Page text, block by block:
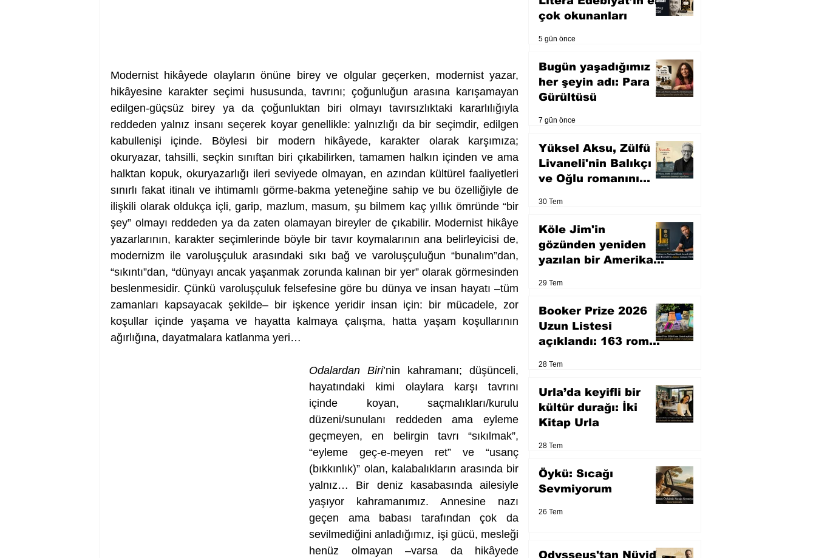
Modernist hikâyede olayların önüne birey ve olgular geçerken, modernist yazar,
hikâyesine karakter seçimi hususunda, tavrını; çoğunluğun arasına karışamayan
edilgen-güçsüz birey ya da çoğunluktan biri olmayı tavırsızlıktaki kararlılığıyla
reddeden yalnız insanı seçerek koyar genellikle: yalnızlığı da bir seçimdir, edilgen
kabullenişi içinde. Böylesi bir modern hikâyede, karakter olarak karşımıza;
okuryazar, tahsilli, seçkin sınıftan biri çıkabilirken, tamamen halkın içinden ve ama
halktan kopuk, okuryazarlığı ileri seviyede olmayan, en azından kültürel faaliyetleri
sınırlı fakat itinalı ve ihtimamlı görme-bakma yeteneğine sahip ve bu özelliğiyle de
ilişkili olarak oldukça içli, garip, mazlum, masum, şu bilmem kaç yıllık ömründe “bir
şey” olmayı reddeden ya da zaten olamayan bireyler de çıkabilir. Modernist hikâye
yazarlarının, karakter seçimlerinde böyle bir tavır koymalarının ana belirleyicisi de,
modernizm ile varoluşçuluk arasındaki sıkı bağ ve varoluşçuluğun “bunalım”dan,
“sıkıntı”dan, “dünyayı ancak yaşanmak zorunda kalınan bir yer” olarak görmesinden
beslenmesidir. Çünkü varoluşçuluk felsefesine göre bu dünya ve insan hayatı –tüm
zamanları kapsayacak şekilde– bir işkence yeridir insan için: bir mücadele, zor
koşullar içinde yaşama ve hayatta kalmaya çalışma, hatta yaşam koşullarının
ağırlığına, dayatmalara katlanma yeri…
Odalardan Biri’nin kahramanı; düşünceli,
hayatındaki kimi olaylara karşı tavrını
içinde koyan, saçmalıkları/kurulu
düzeni/sunulanı reddeden ama eyleme
geçmeyen, en belirgin tavrı “sıkılmak”,
“eyleme geç-e-meyen ret” ve “usanç
(bıkkınlık)” olan, kalabalıkların arasında bir
yalnız… Bir deniz kasabasında ailesiyle
yaşıyor kahramanımız. Annesine nazı
geçen ama babası tarafından çok da
sevilmediğini anladığımız, işi gücü, mesleği
henüz olmayan –varsa da hikâyede
çok okunanları
5 gün önce
Bugün yaşadığımız
her şeyin adı: Para
Gürültüsü
7 gün önce
Yüksel Aksu, Zülfü
Livaneli'nin Balıkçı
ve Oğlu romanını
30 Tem
Köle Jim'in
gözünden yeniden
yazılan bir Amerikan
29 Tem
Booker Prize 2026
Uzun Listesi
açıklandı: 163 roman
28 Tem
Urla’da keyifli bir
kültür durağı: İki
Kitap Urla
28 Tem
Öykü: Sıcağı
Sevmiyorum
26 Tem
Odysseus'tan Nüvid